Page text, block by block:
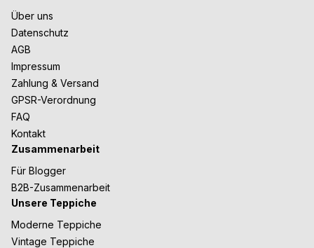
Über uns
Datenschutz
AGB
Impressum
Zahlung & Versand
GPSR-Verordnung
FAQ
Kontakt
Zusammenarbeit
Für Blogger
B2B-Zusammenarbeit
Unsere Teppiche
Moderne Teppiche
Vintage Teppiche